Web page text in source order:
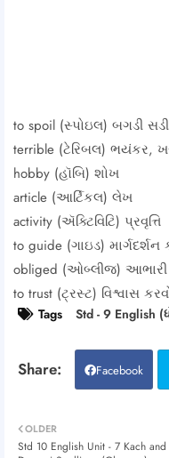
to spoil (સ્પોઇલ) બગડી
terrible (ટેરિબલ) ભયંકર,
hobby (હૉબિ) શોખ
article (આર્ટિકલ) લેખ
activity (ઍક્ટિવિટિ) પ્રવૃત્તિ
to guide (ગાઇડ) માર્ગદર્શન
obliged (ઓબ્લીજ)
to trust (ટ્રસ્ટ) વિશ્વાસ
Tags Std - 9 English
Facebook
OLDER
Std 10 English Unit - 7 Kach and